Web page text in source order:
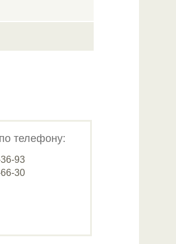
телефону:
93
30